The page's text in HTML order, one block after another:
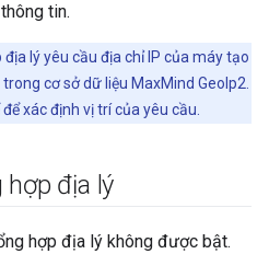
tin.
lý yêu cầu địa chỉ IP của máy tạo
cơ sở dữ liệu MaxMind GeoIp2.
xác định vị trí của yêu cầu.
địa lý
hợp địa lý không được bật.